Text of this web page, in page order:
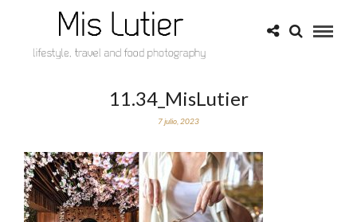
11.34_MisLutier
7 julio, 2023